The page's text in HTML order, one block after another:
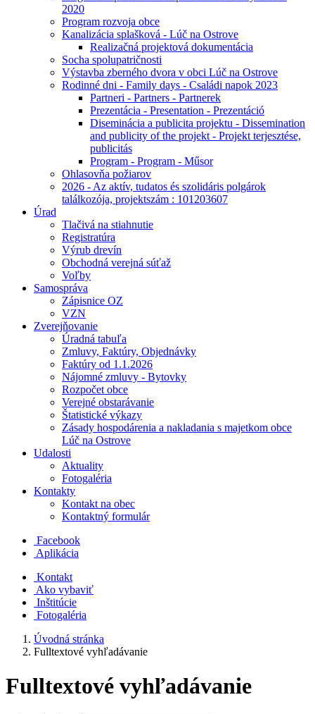
2020
Program rozvoja obce
Kanalizácia splašková - Lúč na Ostrove
Realizačná projektová dokumentácia
Socha spolupatričnosti
Výstavba zberného dvora v obci Lúč na Ostrove
Rodinné dni - Family days - Családi napok 2023
Partneri - Partners - Partnerek
Prezentácia - Presentation - Prezentáció
Diseminácia a publicita projektu - Dissemination
and publicity of the projekt - Projekt terjesztése,
publicitás
Program - Program - Műsor
Ohlasovňa požiarov
2026 - Az aktív, tudatos és szolidáris polgárok
találkozója, projektszám : 101203607
Úrad
Tlačivá na stiahnutie
Registratúra
Výrub drevín
Obchodná verejná súťaž
Voľby
Samospráva
Zápisnice OZ
VZN
Zverejňovanie
Úradná tabuľa
Zmluvy, Faktúry, Objednávky
Faktúry od 1.1.2026
Nájomné zmluvy - Bytovky
Rozpočet obce
Verejné obstarávanie
Štatistické výkazy
Zásady hospodárenia a nakladania s majetkom obce
Lúč na Ostrove
Udalosti
Aktuality
Fotogaléria
Kontakty
Kontakt na obec
Kontaktný formulár
Facebook
Aplikácia
Kontakt
Ako vybaviť
Inštitúcie
Fotogaléria
Úvodná stránka
Fulltextové vyhľadávanie
Fulltextové vyhľadávanie